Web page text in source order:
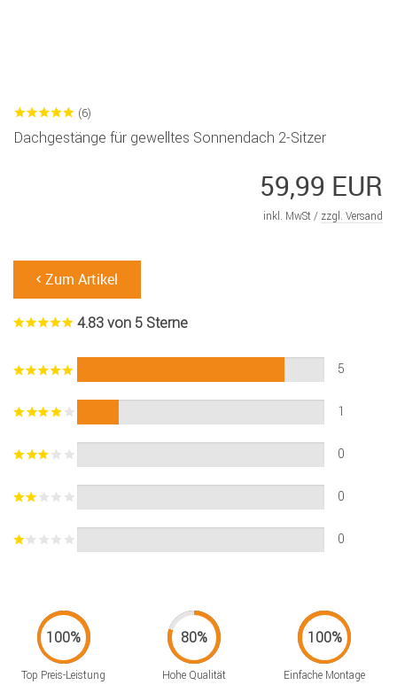
(6)
Dachgestänge für gewelltes Sonnendach 2-Sitzer
59,99 EUR
inkl. MwSt / zzgl. Versand
Zum Artikel
4.83 von 5 Sterne
5
1
0
0
0
Top Preis-Leistung Hohe Qualität Einfache Montage